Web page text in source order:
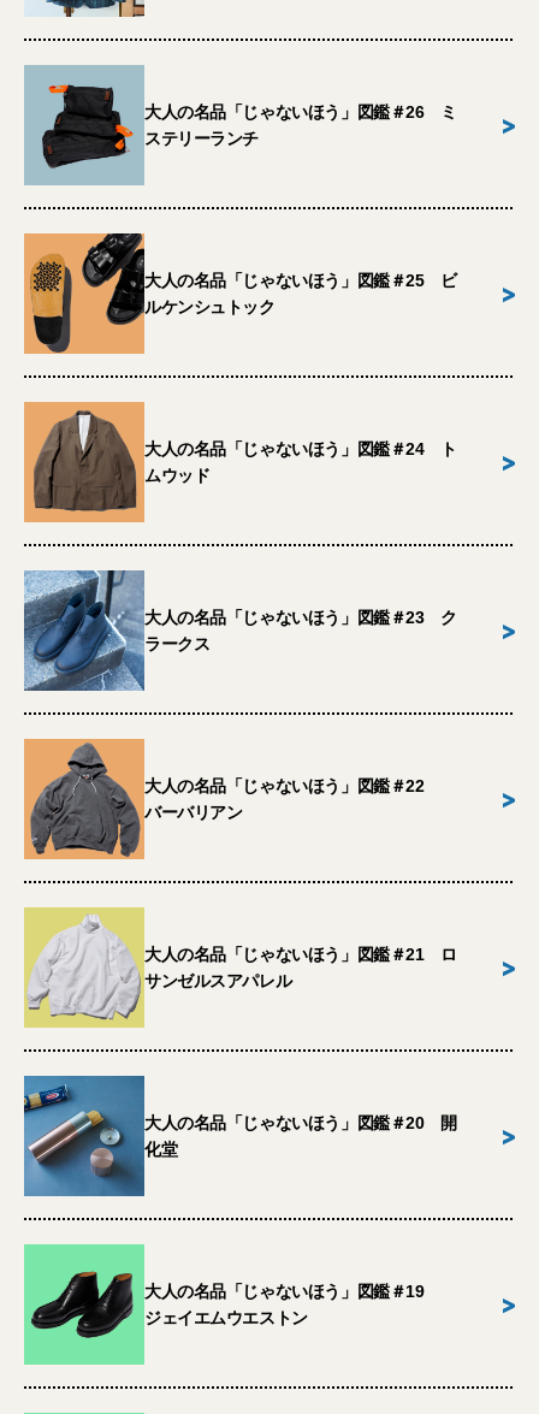
大人の名品「じゃないほう」図鑑＃26 ミ
ステリーランチ
>
大人の名品「じゃないほう」図鑑＃25 ビ
ルケンシュトック
>
大人の名品「じゃないほう」図鑑＃24 ト
ムウッド
>
大人の名品「じゃないほう」図鑑＃23 ク
ラークス
>
大人の名品「じゃないほう」図鑑＃22
バーバリアン
>
大人の名品「じゃないほう」図鑑＃21 ロ
サンゼルスアパレル
>
大人の名品「じゃないほう」図鑑＃20 開
化堂
>
大人の名品「じゃないほう」図鑑＃19
ジェイエムウエストン
>